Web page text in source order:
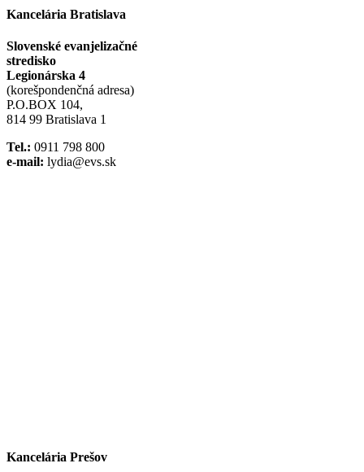
Kancelária Bratislava
Slovenské evanjelizačné
stredisko
Legionárska 4
(korešpondenčná adresa)
P.O.BOX 104,
814 99 Bratislava 1
Tel.: 0911 798 800
e-mail: lydia@evs.sk
Kancelária Prešov